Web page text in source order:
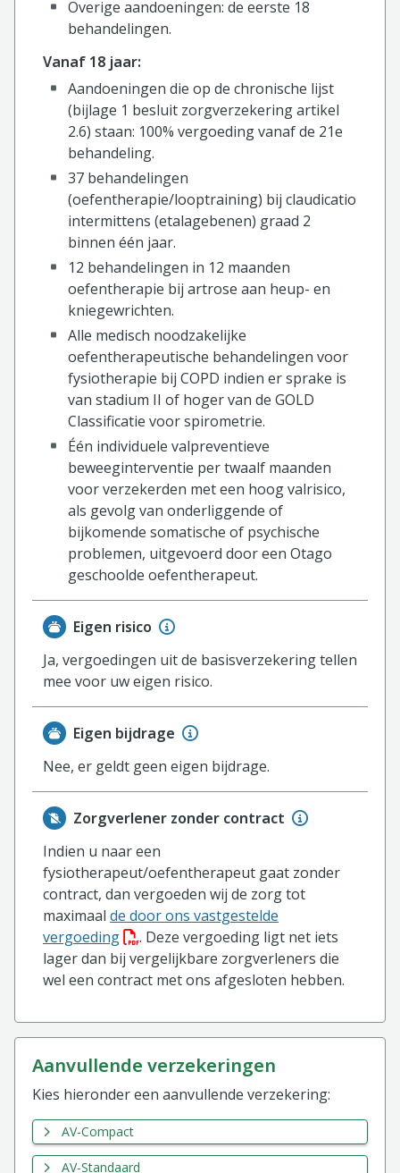
Overige aandoeningen: de eerste 18
behandelingen.
Vanaf 18 jaar:
Aandoeningen die op de chronische lijst
(bijlage 1 besluit zorgverzekering artikel
2.6) staan: 100% vergoeding vanaf de 21e
behandeling.
37 behandelingen
(oefentherapie/looptraining) bij claudicatio
intermittens (etalagebenen) graad 2
binnen één jaar.
12 behandelingen in 12 maanden
oefentherapie bij artrose aan heup- en
kniegewrichten.
Alle medisch noodzakelijke
oefentherapeutische behandelingen voor
fysiotherapie bij COPD indien er sprake is
van stadium II of hoger van de GOLD
Classificatie voor spirometrie.
Één individuele valpreventieve
beweeginterventie per twaalf maanden
voor verzekerden met een hoog valrisico,
als gevolg van onderliggende of
bijkomende somatische of psychische
problemen, uitgevoerd door een Otago
geschoolde oefentherapeut.
Eigen risico
Ja, vergoedingen uit de basisverzekering tellen
mee voor uw eigen risico.
Eigen bijdrage
Nee, er geldt geen eigen bijdrage.
Zorgverlener zonder contract
Indien u naar een
fysiotherapeut/oefentherapeut gaat zonder
contract, dan vergoeden wij de zorg tot
maximaal de door ons vastgestelde
vergoeding(PDF bestand, download bestand)
. Deze vergoeding ligt net iets
lager dan bij vergelijkbare zorgverleners die
wel een contract met ons afgesloten hebben.
aanvullende verzekeringen
Kies hieronder een aanvullende verzekering:
AV-Compact
AV-Standaard